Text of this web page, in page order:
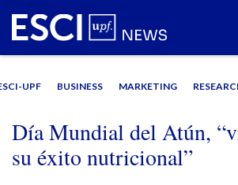
UPF BUSINESS MARKETING
Día Mundial del Atún,
su éxito nutricional”